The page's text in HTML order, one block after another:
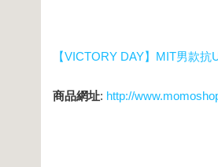
【VICTORY DAY】MIT男款
商品網址: http://